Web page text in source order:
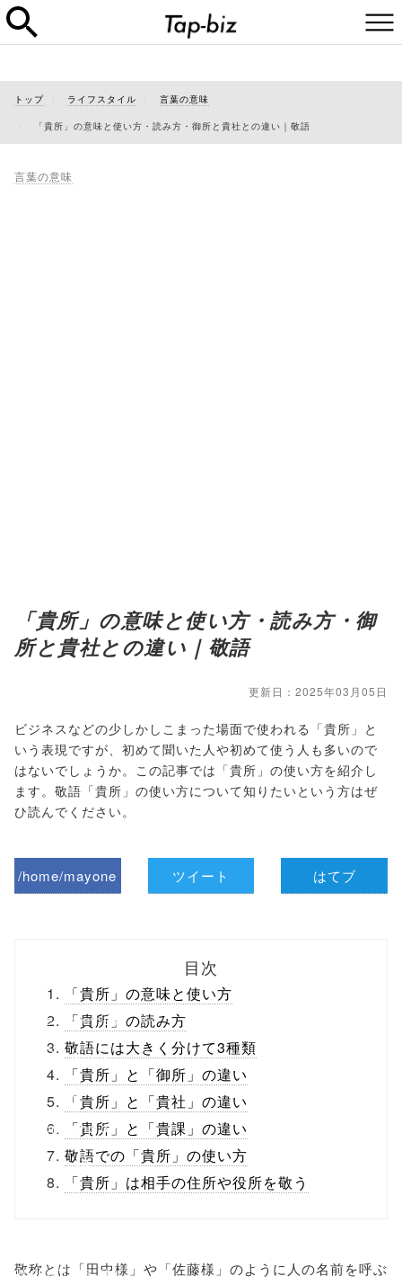
トップ ライフスタイル 言葉の意味
「貴所」の意味と使い方・読み方・御所と貴社との違い｜敬語
言葉の意味
「貴所」の意味と使い方・読み方・御
所と貴社との違い｜敬語
更新日：2025年03月05日
ビジネスなどの少しかしこまった場面で使われる「貴所」と
いう表現ですが、初めて聞いた人や初めて使う人も多いので
はないでしょうか。この記事では「貴所」の使い方を紹介し
ます。敬語「貴所」の使い方について知りたいという方はぜ
ひ読んでください。
/home/mayone
ml/wp-
content/themes
/tapbiz_theme/
parts/sns-
buttons.php on
line10
/1050253"
w.open(this.hre
ツイート はてブ
目次
「貴所」の意味と使い方
「貴所」の読み方
敬語には大きく分けて3種類
「貴所」と「御所」の違い
「貴所」と「貴社」の違い
「貴所」と「貴課」の違い
敬語での「貴所」の使い方
「貴所」は相手の住所や役所を敬う
敬称とは「田中様」や「佐藤様」のように人の名前を呼ぶ